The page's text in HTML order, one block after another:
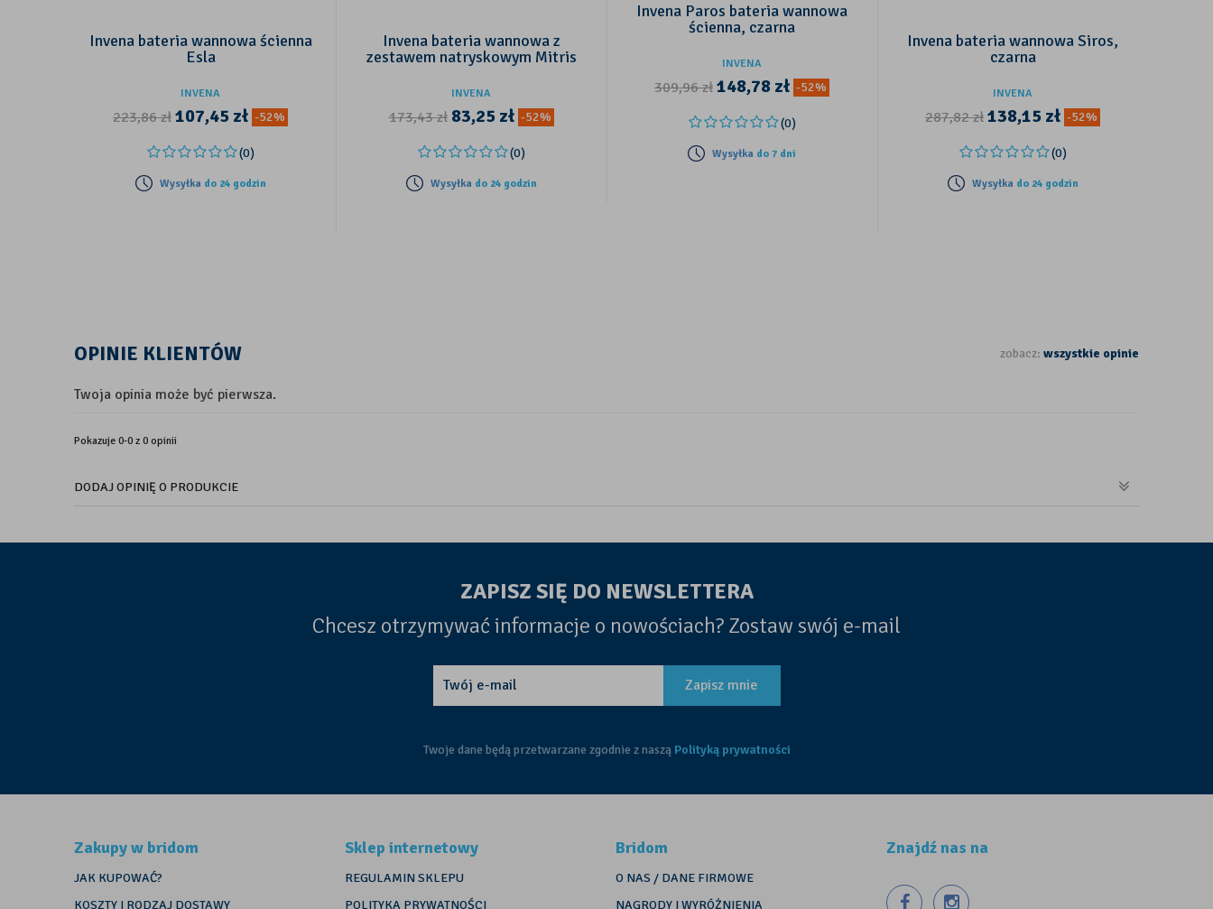
Invena bateria wannowa ścienna
Esla
INVENA
223,86zł 107,45 zł -52%
(0)
Wysyłka do 24 godzin
Invena bateria wannowa z
zestawem natryskowym Mitris
INVENA
173,43zł 83,25 zł -52%
(0)
Wysyłka do 24 godzin
Invena Paros bateria wannowa
ścienna, czarna
INVENA
309,96zł 148,78 zł -52%
(0)
Wysyłka do 7 dni
Invena bateria wannowa Siros,
czarna
INVENA
287,82zł 138,15 zł -52%
(0)
Wysyłka do 24 godzin
OPINIE KLIENTÓW zobacz: wszystkie opinie
Twoja opinia może być pierwsza.
Pokazuje 0-0 z 0 opinii
DODAJ OPINIĘ O PRODUKCIE
ZAPISZ SIĘ DO NEWSLETTERA
Chcesz otrzymywać informacje o nowościach? Zostaw swój e-mail
Zapisz mnie
Twoje dane będą przetwarzane zgodnie z naszą Polityką prywatności
Zakupy w bridom
JAK KUPOWAĆ?
KOSZTY I RODZAJ DOSTAWY
Sklep internetowy
REGULAMIN SKLEPU
POLITYKA PRYWATNOŚCI
Bridom
O NAS / DANE FIRMOWE
NAGRODY I WYRÓŻNIENIA
Znajdź nas na